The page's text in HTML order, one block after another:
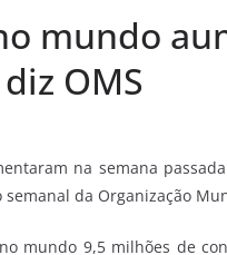
mundo
OMS
na semana
da Organização
mundo 9,5 milhões de